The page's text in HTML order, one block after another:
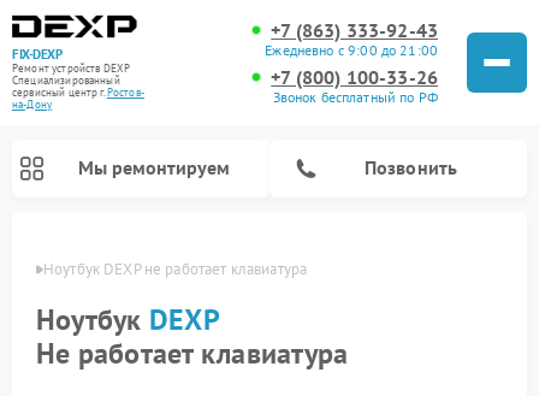
FIX-DEXP
Ремонт устройств DEXP
Специализированный
cервисный центр г.Ростов-
на-Дону
+7 (863) 333-92-43
Ежедневно с 9:00 до 21:00
+7 (800) 100-33-26
Звонок бесплатный по РФ
Мы ремонтируем Позвонить
Ноутбук DEXP не работает клавиатура
Ноутбук DEXP
Не работает клавиатура